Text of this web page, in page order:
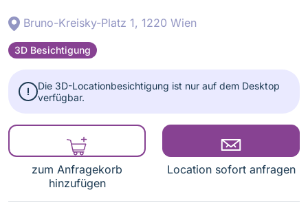
Bruno-Kreisky-Platz 1, 1220 Wien
3D Besichtigung
Die 3D-Locationbesichtigung ist nur auf dem Desktop
verfügbar.
zum Anfragekorb
hinzufügen
Location sofort anfragen